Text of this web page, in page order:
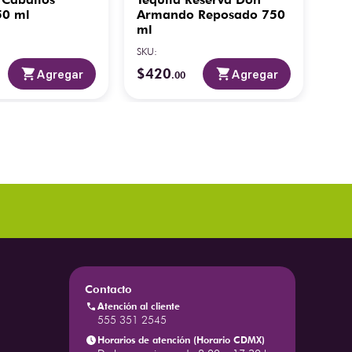
ml
Agregar
Armando Reposado 750
ml
SKU:
$420.00 Agregar
Contacto
Atención al cliente
555 351 2545
Horarios de atención (Horario CDMX)